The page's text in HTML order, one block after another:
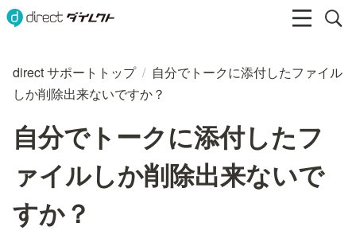
direct サポートトップ / 自分でトークに添付したファイル
しか削除出来ないですか？
自分でトークに添付したフ
ァイルしか削除出来ないで
すか？